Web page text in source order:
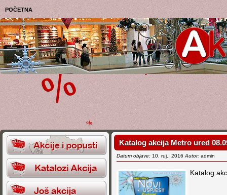
POČETNA
Katalog akcija Metro ured
Datum objave: 10. ruj.. 2016 Autor: admin
Katalog